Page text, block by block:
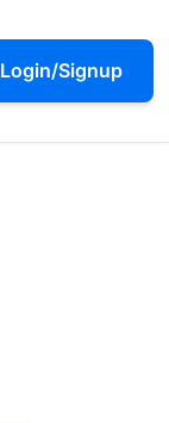
Login/Signup